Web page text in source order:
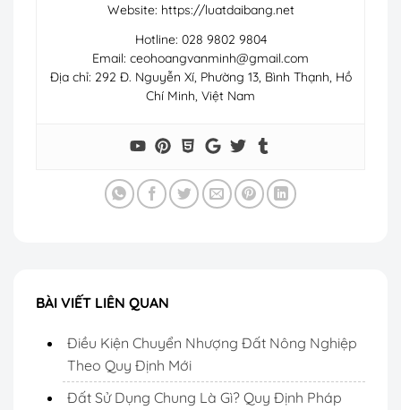
Website: https://luatdaibang.net
Hotline: 028 9802 9804
Email: ceohoangvanminh@gmail.com
Địa chỉ: 292 Đ. Nguyễn Xí, Phường 13, Bình Thạnh, Hồ
Chí Minh, Việt Nam
BÀI VIẾT LIÊN QUAN
Điều Kiện Chuyển Nhượng Đất Nông Nghiệp
Theo Quy Định Mới
Đất Sử Dụng Chung Là Gì? Quy Định Pháp